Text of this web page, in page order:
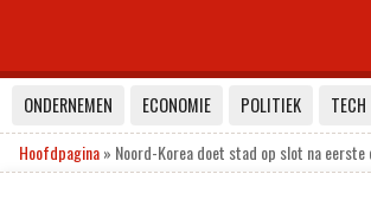
ONDERNEMEN ECONOMIE POLITIEK TECH
Hoofdpagina» Noord-Korea doet stad op slot na